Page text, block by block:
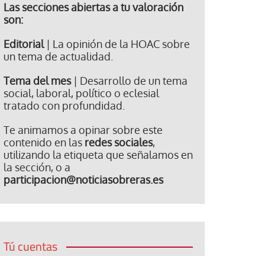
Las secciones abiertas a tu valoración
son:
Editorial| La opinión de la HOAC sobre
un tema de actualidad.
Tema del mes| Desarrollo de un tema
social, laboral, político o eclesial
tratado con profundidad.
Te animamos a opinar sobre este
contenido en las redes sociales,
utilizando la etiqueta que señalamos en
la sección, o a
participacion@noticiasobreras.es
Tú cuentas